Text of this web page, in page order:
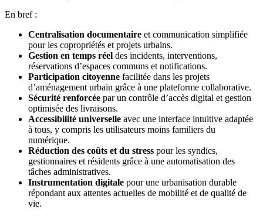
En bref :
Centralisation documentaire et communication simplifiée
pour les copropriétés et projets urbains.
Gestion en temps réel des incidents, interventions,
réservations d’espaces communs et notifications.
Participation citoyenne facilitée dans les projets
d’aménagement urbain grâce à une plateforme collaborative.
Sécurité renforcée par un contrôle d’accès digital et gestion
optimisée des livraisons.
Accessibilité universelle avec une interface intuitive adaptée
à tous, y compris les utilisateurs moins familiers du
numérique.
Réduction des coûts et du stress pour les syndics,
gestionnaires et résidents grâce à une automatisation des
tâches administratives.
Instrumentation digitale pour une urbanisation durable
répondant aux attentes actuelles de mobilité et de qualité de
vie.